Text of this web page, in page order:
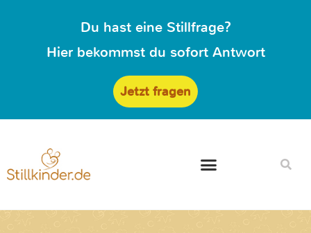
Du hast eine Stillfrage?
Hier bekommst du sofort Antwort
Jetzt fragen